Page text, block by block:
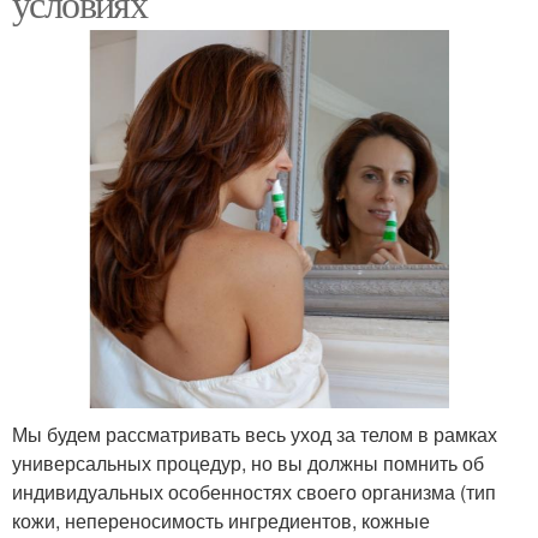
Мы будем рассматривать весь уход за телом в рамках
универсальных процедур, но вы должны помнить об
индивидуальных особенностях своего организма (тип
кожи, непереносимость ингредиентов, кожные